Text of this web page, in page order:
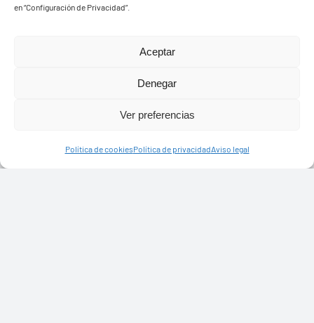
en “Configuración de Privacidad”.
Aceptar
Denegar
Ver preferencias
Política de cookiesPolítica de privacidadAviso legal